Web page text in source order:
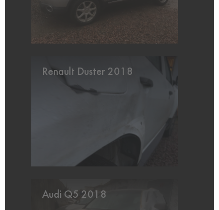
Renault Duster 2018
Audi Q5 2018